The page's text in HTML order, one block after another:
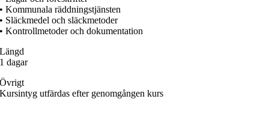
• Kommunala räddningstjänsten
• Släckmedel och släckmetoder
• Kontrollmetoder och dokumentation
Längd
1 dagar
Övrigt
Kursintyg utfärdas efter genomgången kurs